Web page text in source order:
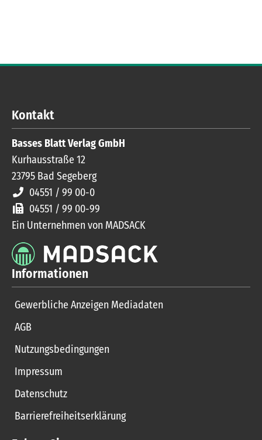
Kontakt
Basses Blatt Verlag GmbH
Kurhausstraße 12
23795 Bad Segeberg
04551 / 99 00-0
04551 / 99 00-99
Ein Unternehmen von MADSACK
Informationen
Gewerbliche Anzeigen Mediadaten
AGB
Nutzungsbedingungen
Impressum
Datenschutz
Barrierefreiheitserklärung